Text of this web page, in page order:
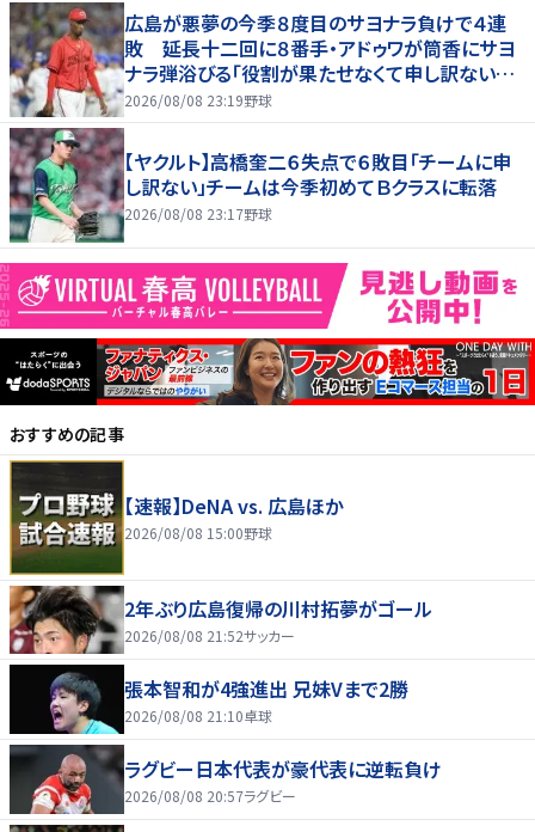
広島が悪夢の今季８度目のサヨナラ負けで４連
敗 延長十二回に８番手・アドゥワが筒香にサヨ
ナラ弾浴びる「役割が果たせなくて申し訳ないで
す」
2026/08/08 23:19野球
【ヤクルト】高橋奎二６失点で６敗目「チームに申
し訳ない」チームは今季初めてＢクラスに転落
2026/08/08 23:17野球
おすすめの記事
【速報】DeNA vs. 広島ほか
2026/08/08 15:00野球
2年ぶり広島復帰の川村拓夢がゴール
2026/08/08 21:52サッカー
張本智和が4強進出 兄妹Vまで2勝
2026/08/08 21:10卓球
ラグビー日本代表が豪代表に逆転負け
2026/08/08 20:57ラグビー